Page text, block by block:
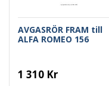
AVGASRÖR FRAM till
ALFA ROMEO 156
1 310 Kr